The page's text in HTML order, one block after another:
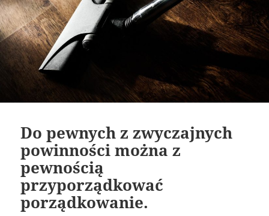
Do pewnych z zwyczajnych
powinności można z
pewnością
przyporządkować
porządkowanie.